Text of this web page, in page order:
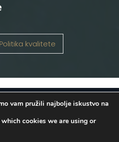
Politika kvalitete
2026
. Configured
Sva prava pridržana.
vam pružili najbolje iskustvo na
cookies we are using or